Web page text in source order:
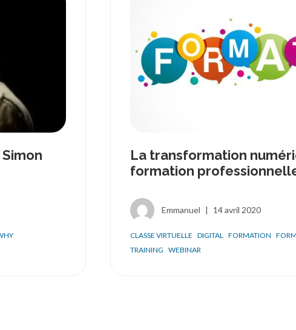
La transformation
formation
Emmanuel | 14 avril 2020
CLASSE VIRTUELLE DIGITAL FORMATION
TRAINING WEBINAR